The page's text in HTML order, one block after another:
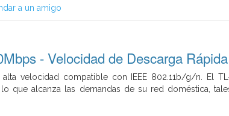
a un amigo
- Velocidad de Descarga Rápida
alta velocidad compatible con IEEE 802.11b/g/n. El
que alcanza las demandas de su red doméstica,